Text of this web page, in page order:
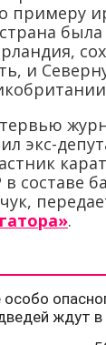
примеру
и
экс-
составе
.